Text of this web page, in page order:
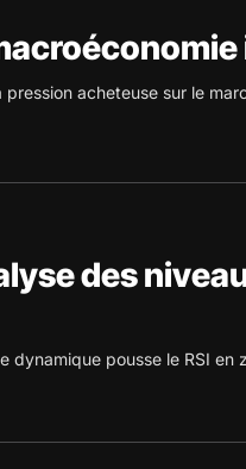
acheteuse sur le
des
pousse le RSI en